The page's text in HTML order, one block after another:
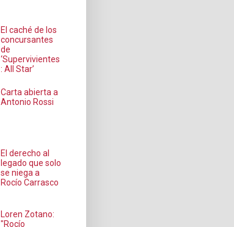
El caché de los
concursantes
de
‘Supervivientes
: All Star’
Carta abierta a
Antonio Rossi
El derecho al
legado que solo
se niega a
Rocío Carrasco
Loren Zotano:
"Rocío